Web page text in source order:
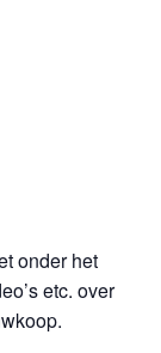
onder het
etc. over